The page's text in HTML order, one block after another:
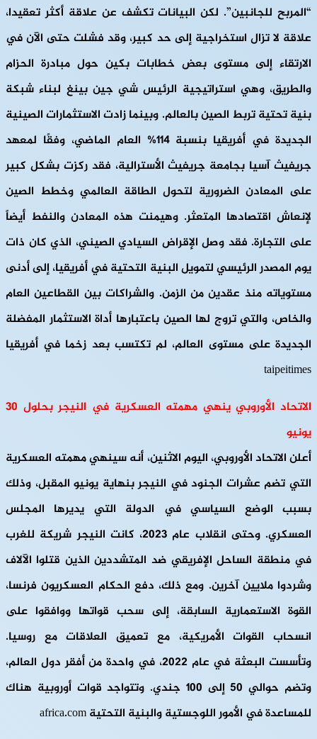
“المربح للجانبين”. لكن البيانات تكشف عن علاقة أكثر تعقيدا،
علاقة لا تزال استخراجية إلى حد كبير، وقد فشلت حتى الآن في
الارتقاء إلى مستوى بعض خطابات بكين حول مبادرة الحزام
والطريق، وهي استراتيجية الرئيس شي جين بينغ لبناء شبكة
بنية تحتية تربط الصين بالعالم. وبينما زادت الاستثمارات الصينية
الجديدة في أفريقيا بنسبة 114% العام الماضي، وفقًا لمعهد
جريفيث آسيا بجامعة جريفيث الأسترالية، فقد ركزت بشكل كبير
على المعادن الضرورية لتحول الطاقة العالمي وخطط الصين
لإنعاش اقتصادها المتعثر. وهيمنت هذه المعادن والنفط أيضاً
على التجارة. فقد وصل الإقراض السيادي الصيني، الذي كان ذات
يوم المصدر الرئيسي لتمويل البنية التحتية في أفريقيا، إلى أدنى
مستوياته منذ عقدين من الزمن. والشراكات بين القطاعين العام
والخاص، والتي تروج لها الصين باعتبارها أداة الاستثمار المفضلة
الجديدة على مستوى العالم، لم تكتسب بعد زخما في أفريقيا
taipeitimes
الاتحاد الأوروبي ينهي مهمته العسكرية في النيجر بحلول 30
يونيو
أعلن الاتحاد الأوروبي، اليوم الاثنين، أنه سينهي مهمته العسكرية
التي تضم عشرات الجنود في النيجر بنهاية يونيو المقبل، وذلك
بسبب الوضع السياسي في الدولة التي يديرها المجلس
العسكري. وحتى انقلاب عام 2023، كانت النيجر شريكة للغرب
في منطقة الساحل الإفريقي ضد المتشددين الذين قتلوا الآلاف
وشردوا ملايين آخرين. ومع ذلك، دفع الحكام العسكريون فرنسا،
القوة الاستعمارية السابقة، إلى سحب قواتها ووافقوا على
انسحاب القوات الأمريكية، مع تعميق العلاقات مع روسيا.
وتأسست البعثة في عام 2022، في واحدة من أفقر دول العالم،
وتضم حوالي 50 إلى 100 جندي. وتتواجد قوات أوروبية هناك
للمساعدة في الأمور اللوجستية والبنية التحتية africa.com